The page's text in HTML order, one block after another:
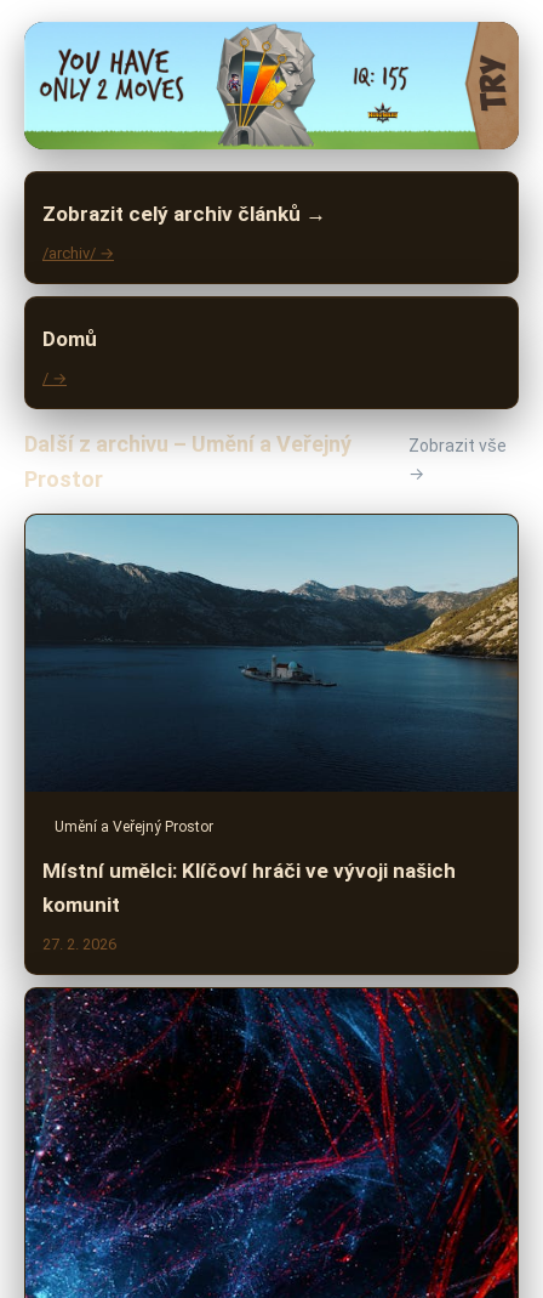
Zobrazit celý archiv článků →
/archiv/ →
Domů
/ →
Další z archivu – Umění a Veřejný
Prostor
Zobrazit vše
→
Umění a Veřejný Prostor
Místní umělci: Klíčoví hráči ve vývoji našich
komunit
27. 2. 2026